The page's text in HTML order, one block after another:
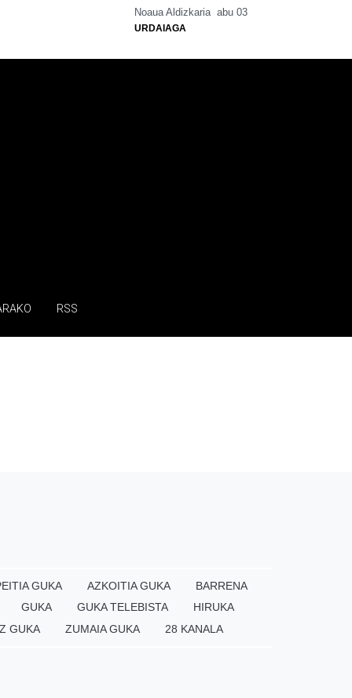
Noaua Aldizkaria abu 03
URDAIAGA
RSS
GUKA AZKOITIA GUKA
BARRENA
GUKA GUKA TELEBISTA
HIRUKA
GUKA ZUMAIA GUKA 28 KANALA